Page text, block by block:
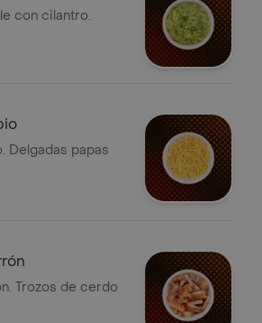
con cilantro.
Delgadas papas
Trozos de cerdo